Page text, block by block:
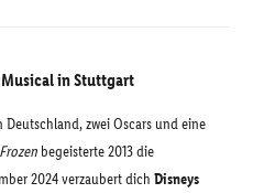
Musical in Stuttgart
zwei Oscars und eine
Frozen begeisterte 2013 die
2024 verzaubert dich Disneys